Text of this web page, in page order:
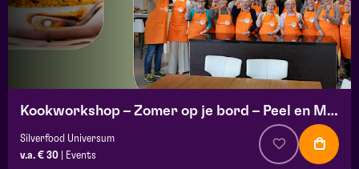
Kookworkshop – Zomer op je bord – Peel en Maas
Silverfood Universum
v.a. € 30
Events